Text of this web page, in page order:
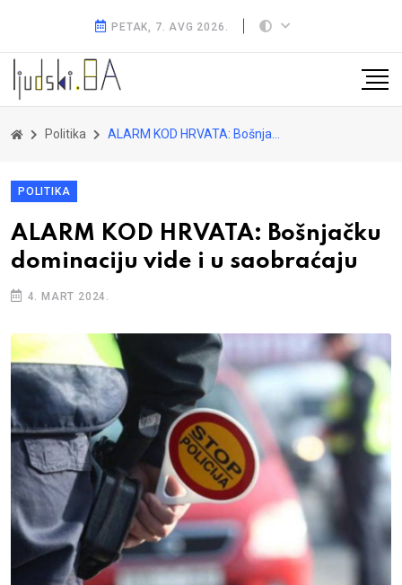
PETAK, 7. AVG 2026.
Politika ALARM KOD HRVATA: Bošnjačku dominaciju vide i u saobraćaju
POLITIKA
ALARM KOD HRVATA: Bošnjačku
dominaciju vide i u saobraćaju
4. MART 2024.